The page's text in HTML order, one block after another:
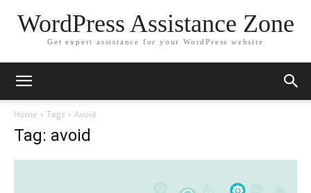
WordPress Assistance Zone
Get expert assistance for your WordPress website
Home Tags Avoid
Tag: avoid